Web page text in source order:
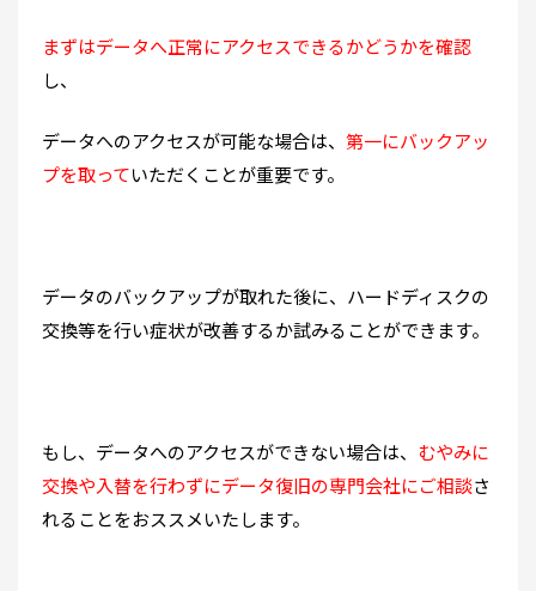
まずはデータへ正常にアクセスできるかどうかを確認
し、
データへのアクセスが可能な場合は、 第一にバックアッ
プを取っていただくことが重要です。
データのバックアップが取れた後に、ハードディスクの
交換等を行い症状が改善するか試みることができます。
もし、データへのアクセスができない場合は、 むやみに
交換や入替を行わずにデータ復旧の専門会社にご相談さ
れることをおススメいたします。